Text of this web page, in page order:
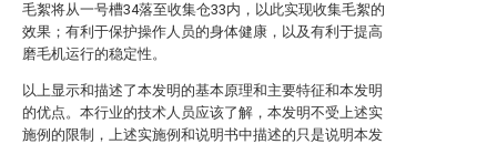
毛絮将从一号槽34落至收集仓33内，以此实现收集毛絮的
效果；有利于保护操作人员的身体健康，以及有利于提高
磨毛机运行的稳定性。
以上显示和描述了本发明的基本原理和主要特征和本发明
的优点。本行业的技术人员应该了解，本发明不受上述实
施例的限制，上述实施例和说明书中描述的只是说明本发